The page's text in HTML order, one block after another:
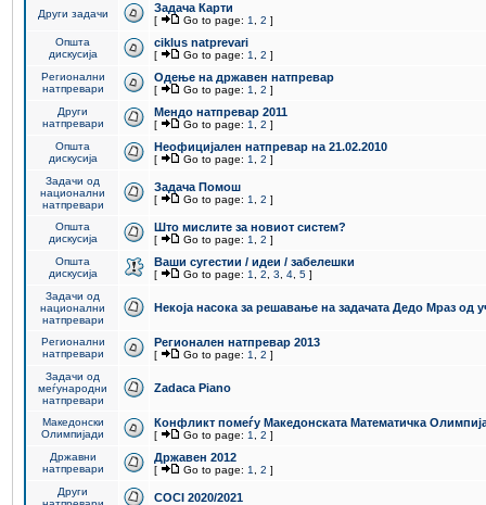
Други задачи Задача Карти
[ Go to page: 1 2 ]
Општа
дискусија
ciklus natprevari
[ Go to page: 1 2 ]
Регионални
натпревари
Одење на државен натпревар
[ Go to page: 1 2 ]
Други
натпревари
Мендо натпревар 2011
[ Go to page: 1 2 ]
Општа
дискусија
Неофицијален натпревар на 21.02.2010
[ Go to page: 1 2 ]
Задачи од
национални
натпревари
Задача Помош
[ Go to page: 1 2 ]
Општа
дискусија
Што мислите за новиот систем?
[ Go to page: 1 2 ]
Општа
дискусија
Ваши сугестии / идеи / забелешки
[ Go to page: 1 2 3 4 5 ]
Задачи од
национални
натпревари
Некоја насока за решавање на задачата Дедо Мраз од
Регионални
натпревари
Регионален натпревар 2013
[ Go to page: 1 2 ]
Задачи од
меѓународни
натпревари
Zadaca Piano
Македонски
Олимпијади
Конфликт помеѓу Македонската Математичка
[ Go to page: 1 2 ]
Државни
натпревари
Државен 2012
[ Go to page: 1 2 ]
Други
COCI 2020/2021